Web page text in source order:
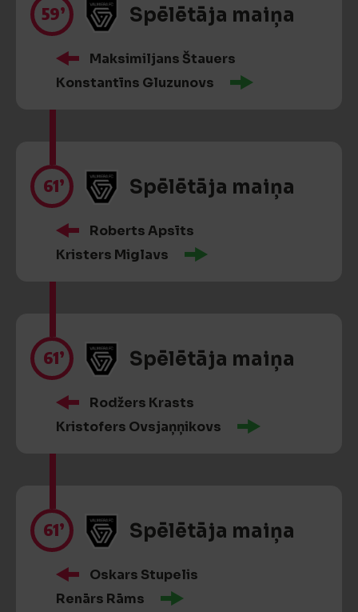
59’ Spēlētāja maiņa
Maksimiljans Štauers
Konstantīns Gluzunovs
61’ Spēlētāja maiņa
Roberts Apsīts
Kristers Miglavs
61’ Spēlētāja maiņa
Rodžers Krasts
Kristofers Ovsjaņņikovs
61’ Spēlētāja maiņa
Oskars Stupelis
Renārs Rāms